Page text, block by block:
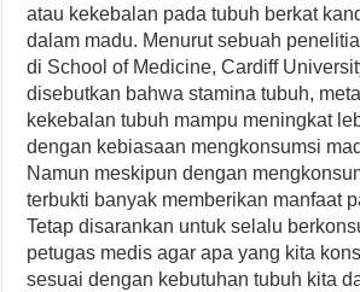
atau kekebalan pada tubuh berkat
dalam madu. Menurut sebuah
di School of Medicine, Cardiff
disebutkan bahwa stamina tubuh,
kekebalan tubuh mampu meningkat
dengan kebiasaan mengkonsumsi
Namun meskipun dengan
terbukti banyak memberikan manfaat
Tetap disarankan untuk selalu
petugas medis agar apa yang kita
sesuai dengan kebutuhan tubuh kita